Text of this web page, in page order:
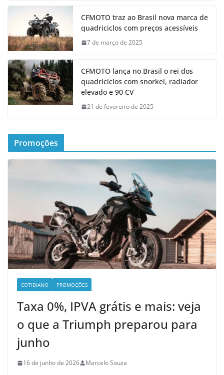
CFMOTO traz ao Brasil nova marca de
quadriciclos com preços acessíveis
7 de março de 2025
CFMOTO lança no Brasil o rei dos
quadriciclos com snorkel, radiador
elevado e 90 CV
21 de fevereiro de 2025
Promoções
COTIDIANO PROMOÇÕES
Taxa 0%, IPVA grátis e mais: veja
o que a Triumph preparou para
junho
16 de junho de 2026 Marcelo Souza